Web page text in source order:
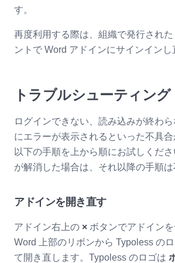
す。
再度利用する際は、組織で発行され
ントで Word アドインにサインインし
トラブルシューティング
ログインできない、読み込みが終わ
にエラーが表示されるといった不具合
以下の手順を上から順にお試しくだ
が解消した場合は、それ以降の手順は
アドインを開き直す
アドイン右上の × ボタンでアドイン
Word 上部のリボンから Typoless の
て開き直します。Typoless のロゴは